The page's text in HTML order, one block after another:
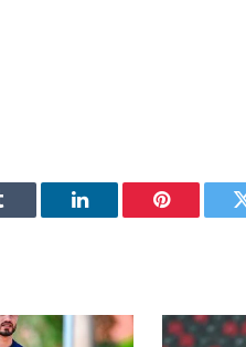
تويتر بينتيريستلينكدإن